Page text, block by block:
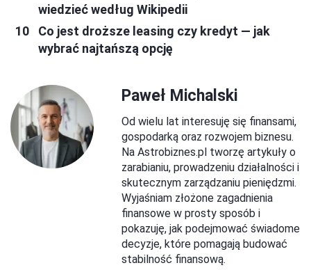
wiedzieć według Wikipedii
Co jest droższe leasing czy kredyt — jak
wybrać najtańszą opcję
Paweł Michalski
Od wielu lat interesuję się finansami,
gospodarką oraz rozwojem biznesu.
Na Astrobiznes.pl tworzę artykuły o
zarabianiu, prowadzeniu działalności i
skutecznym zarządzaniu pieniędzmi.
Wyjaśniam złożone zagadnienia
finansowe w prosty sposób i
pokazuję, jak podejmować świadome
decyzje, które pomagają budować
stabilność finansową.